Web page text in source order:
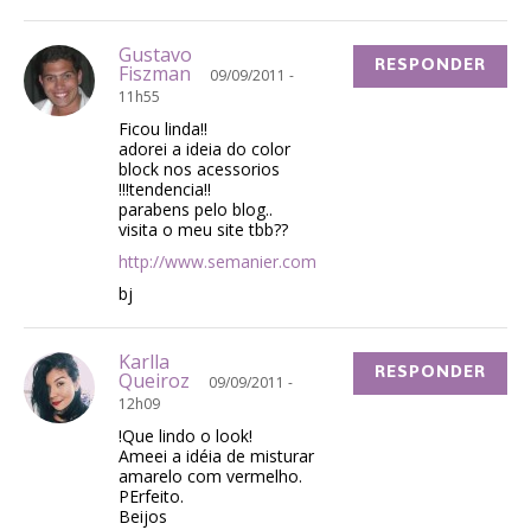
Gustavo
Fiszman
09/09/2011 -
11h55
Ficou linda!!
adorei a ideia do color
block nos acessorios
!!!tendencia!!
parabens pelo blog..
visita o meu site tbb??
http://www.semanier.com
bj
RESPONDER
Karlla
Queiroz
09/09/2011 -
12h09
!Que lindo o look!
Ameei a idéia de misturar
amarelo com vermelho.
PErfeito.
Beijos
RESPONDER